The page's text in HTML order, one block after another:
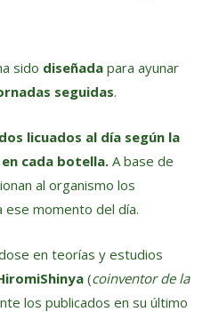
sido diseñada para ayunar
seguidas.
licuados al día según la
cada botella. A base de
al organismo los
momento del día.
en teorías y estudios
(coinventor de la
los publicados en su último